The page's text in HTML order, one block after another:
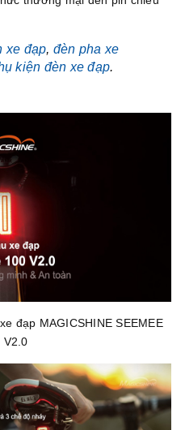
xe đạp, đèn pha xe
kiện đèn xe đạp.
đạp MAGICSHINE SEEMEE
V2.0